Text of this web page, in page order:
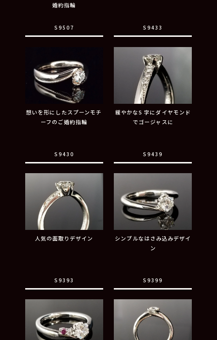
婚約指輪
S9507 S9433
想いを形にしたスプーンモチ
ーフのご婚約指輪
S9430
緩やかなS 字にダイヤモンド
でゴージャスに
S9439
人気の面取りデザイン
S9393
シンプルなはさみ込みデザイ
ン
S9399